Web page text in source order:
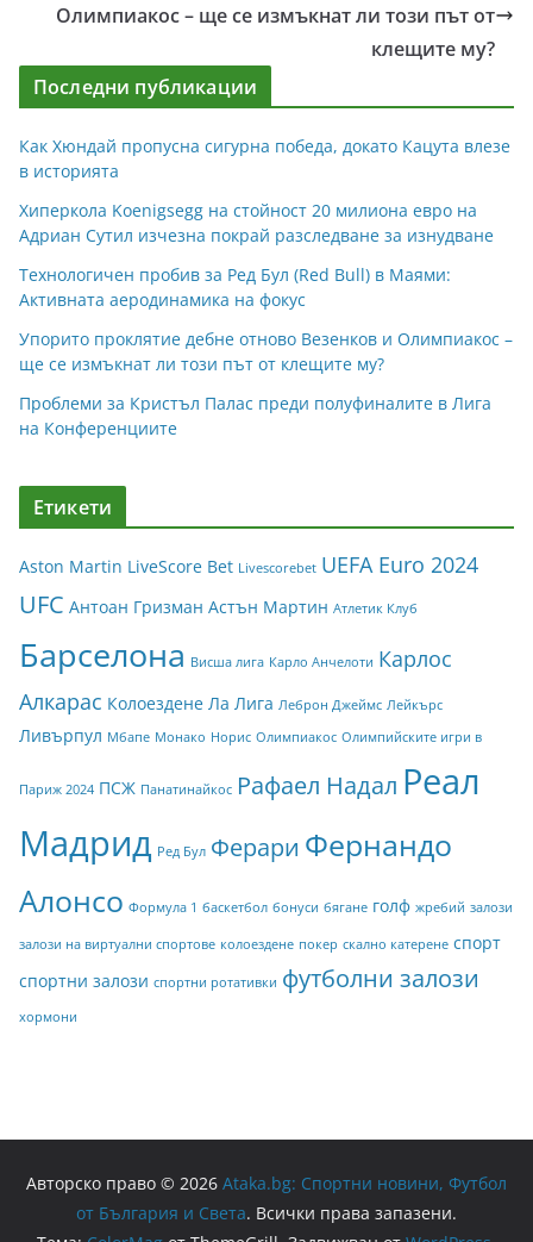
Олимпиакос – ще се измъкнат ли този път от
клещите му?
Последни публикации
Как Хюндай пропусна сигурна победа, докато Кацута влезе
в историята
Хиперкола Koenigsegg на стойност 20 милиона евро на
Адриан Сутил изчезна покрай разследване за изнудване
Технологичен пробив за Ред Бул (Red Bull) в Маями:
Активната аеродинамика на фокус
Упорито проклятие дебне отново Везенков и Олимпиакос –
ще се измъкнат ли този път от клещите му?
Проблеми за Кристъл Палас преди полуфиналите в Лига
на Конференциите
Етикети
Aston Martin LiveScore Bet Livescorebet UEFA Euro 2024
UFC Антоан Гризман Астън Мартин Атлетик Клуб
Барселона Висша лига Карло Анчелоти Карлос
Алкарас Колоездене Ла Лига Леброн Джеймс Лейкърс
Ливърпул Мбапе Монако Норис Олимпиакос Олимпийските игри в
Париж 2024 ПСЖ Панатинайкос Рафаел Надал Реал
Мадрид Ред Бул Ферари Фернандо
Алонсо Формула 1 баскетбол бонуси бягане голф жребий залози
залози на виртуални спортове колоездене покер скално катерене спорт
спортни залози спортни ротативки футболни залози
хормони
Авторско право © 2026 Ataka.bg: Спортни новини, Футбол
от България и Света. Всички права запазени.